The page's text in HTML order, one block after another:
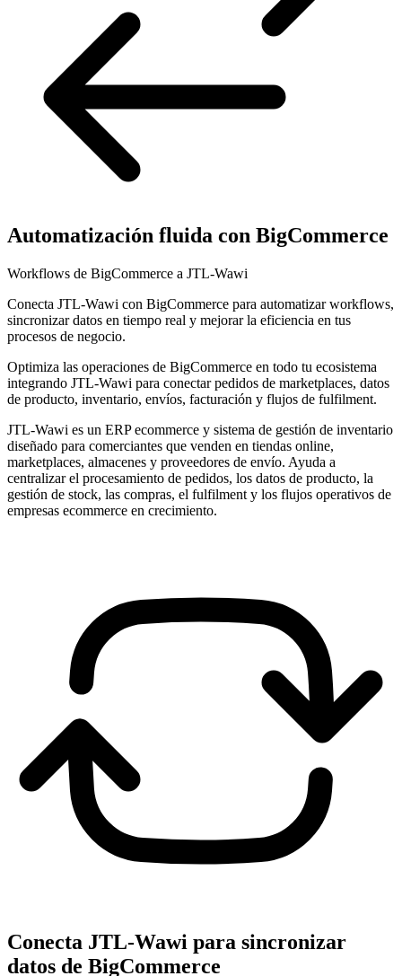
Automatización fluida con BigCommerce
Workflows de BigCommerce a JTL-Wawi
Conecta JTL-Wawi con BigCommerce para automatizar workflows,
sincronizar datos en tiempo real y mejorar la eficiencia en tus
procesos de negocio.
Optimiza las operaciones de BigCommerce en todo tu ecosistema
integrando JTL-Wawi para conectar pedidos de marketplaces, datos
de producto, inventario, envíos, facturación y flujos de fulfilment.
JTL-Wawi es un ERP ecommerce y sistema de gestión de inventario
diseñado para comerciantes que venden en tiendas online,
marketplaces, almacenes y proveedores de envío. Ayuda a
centralizar el procesamiento de pedidos, los datos de producto, la
gestión de stock, las compras, el fulfilment y los flujos operativos de
empresas ecommerce en crecimiento.
Conecta JTL-Wawi para sincronizar
datos de BigCommerce